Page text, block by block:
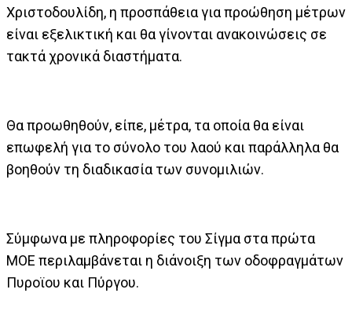
Χριστοδουλίδη, η προσπάθεια για προώθηση μέτρων
είναι εξελικτική και θα γίνονται ανακοινώσεις σε
τακτά χρονικά διαστήματα.
Θα προωθηθούν, είπε, μέτρα, τα οποία θα είναι
επωφελή για το σύνολο του λαού και παράλληλα θα
βοηθούν τη διαδικασία των συνομιλιών.
Σύμφωνα με πληροφορίες του Σίγμα στα πρώτα
ΜΟΕ περιλαμβάνεται η διάνοιξη των οδοφραγμάτων
Πυροϊου και Πύργου.